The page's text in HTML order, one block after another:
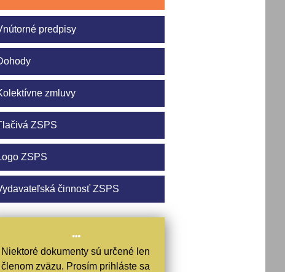
predpisy
zmluvy
ZSPS
ZSPS
činnosť ZSPS
Niektoré dokumenty sú určené len
členom zväzu. Prosím prihláste sa